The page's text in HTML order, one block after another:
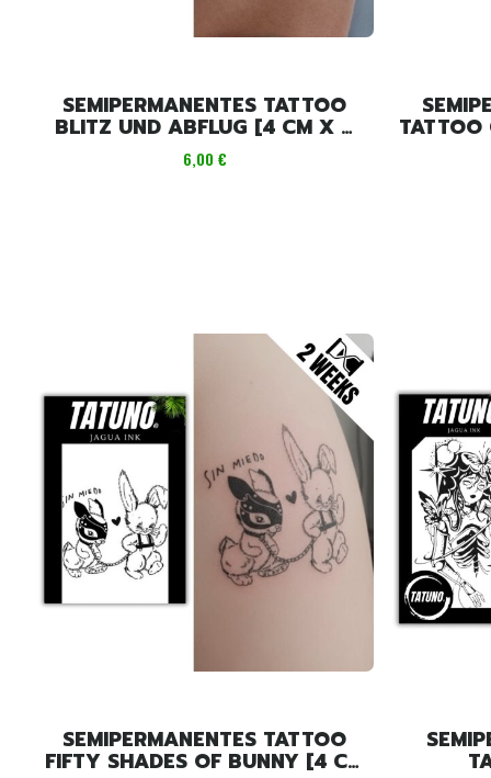
SEMIPERMANENTES TATTOO
BLITZ UND ABFLUG [4 CM X 6
CM]
Preis
6,00 €
TATTOO
SEMIPERMANENTES TATTOO
FIFTY SHADES OF BUNNY [4 CM